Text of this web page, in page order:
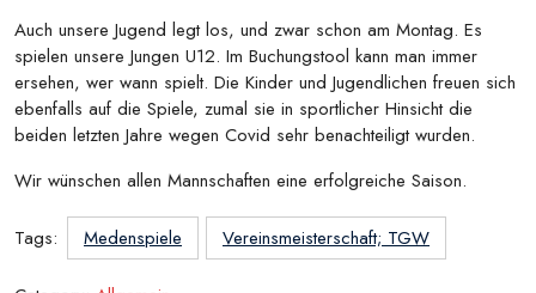
Auch unsere Jugend legt los, und zwar schon am Montag. Es
spielen unsere Jungen U12. Im Buchungstool kann man immer
ersehen, wer wann spielt. Die Kinder und Jugendlichen freuen sich
ebenfalls auf die Spiele, zumal sie in sportlicher Hinsicht die
beiden letzten Jahre wegen Covid sehr benachteiligt wurden.
Wir wünschen allen Mannschaften eine erfolgreiche Saison.
Tags: Medenspiele Vereinsmeisterschaft; TGW